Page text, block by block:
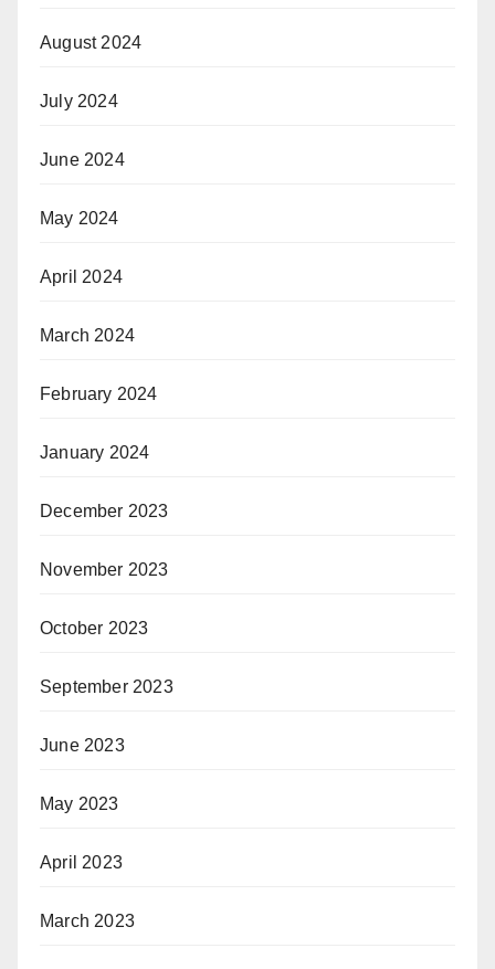
August 2024
July 2024
June 2024
May 2024
April 2024
March 2024
February 2024
January 2024
December 2023
November 2023
October 2023
September 2023
June 2023
May 2023
April 2023
March 2023